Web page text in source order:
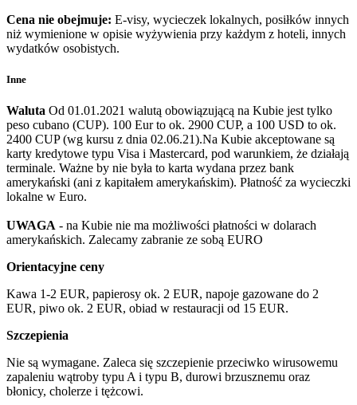
Cena nie obejmuje: E-visy, wycieczek lokalnych, posiłków innych
niż wymienione w opisie wyżywienia przy każdym z hoteli, innych
wydatków osobistych.
Inne
Waluta Od 01.01.2021 walutą obowiązującą na Kubie jest tylko
peso cubano (CUP). 100 Eur to ok. 2900 CUP, a 100 USD to ok.
2400 CUP (wg kursu z dnia 02.06.21).Na Kubie akceptowane są
karty kredytowe typu Visa i Mastercard, pod warunkiem, że działają
terminale. Ważne by nie była to karta wydana przez bank
amerykański (ani z kapitałem amerykańskim). Płatność za wycieczki
lokalne w Euro.
UWAGA - na Kubie nie ma możliwości płatności w dolarach
amerykańskich. Zalecamy zabranie ze sobą EURO
Orientacyjne ceny
Kawa 1-2 EUR, papierosy ok. 2 EUR, napoje gazowane do 2
EUR, piwo ok. 2 EUR, obiad w restauracji od 15 EUR.
Szczepienia
Nie są wymagane. Zaleca się szczepienie przeciwko wirusowemu
zapaleniu wątroby typu A i typu B, durowi brzusznemu oraz
błonicy, cholerze i tężcowi.